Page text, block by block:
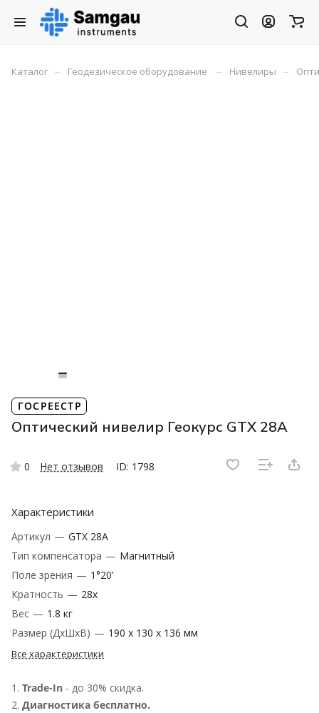
Каталог – Геодезическое оборудование – Нивелиры –
ГОСРЕЕСТР
Оптический нивелир Геокурс GTX 28A
0 Нет отзывов ID: 1798
Характеристики
Артикул — GTX 28A
Тип компенсатора — Магнитный
Поле зрения — 1°20’
Кратность — 28х
Вес — 1.8 кг
Размер (ДxШxВ) — 190 х 130 х 136 мм
Все характеристики
1. Trade-In - до 30% скидка.
2. Диагностика бесплатно.